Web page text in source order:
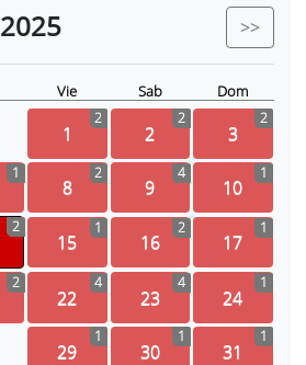
2025 >>
Vie Sab Dom
1
2
2
2
3
2
1
8
2
9
4
10
1
2
15
1
16
2
17
1
2
22
4
23
4
24
1
29
1
30
1
31
1